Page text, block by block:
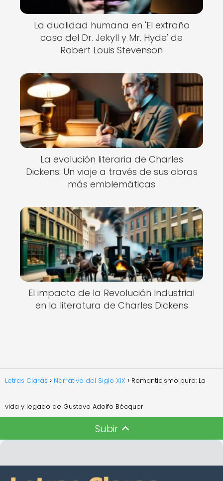
La dualidad humana en 'El extraño
caso del Dr. Jekyll y Mr. Hyde' de
Robert Louis Stevenson
La evolución literaria de Charles
Dickens: Un viaje a través de sus obras
más emblemáticas
El impacto de la Revolución Industrial
en la literatura de Charles Dickens
Letras Claras Narrativa del Siglo XIX Romanticismo puro: La
vida y legado de Gustavo Adolfo Bécquer
Subir